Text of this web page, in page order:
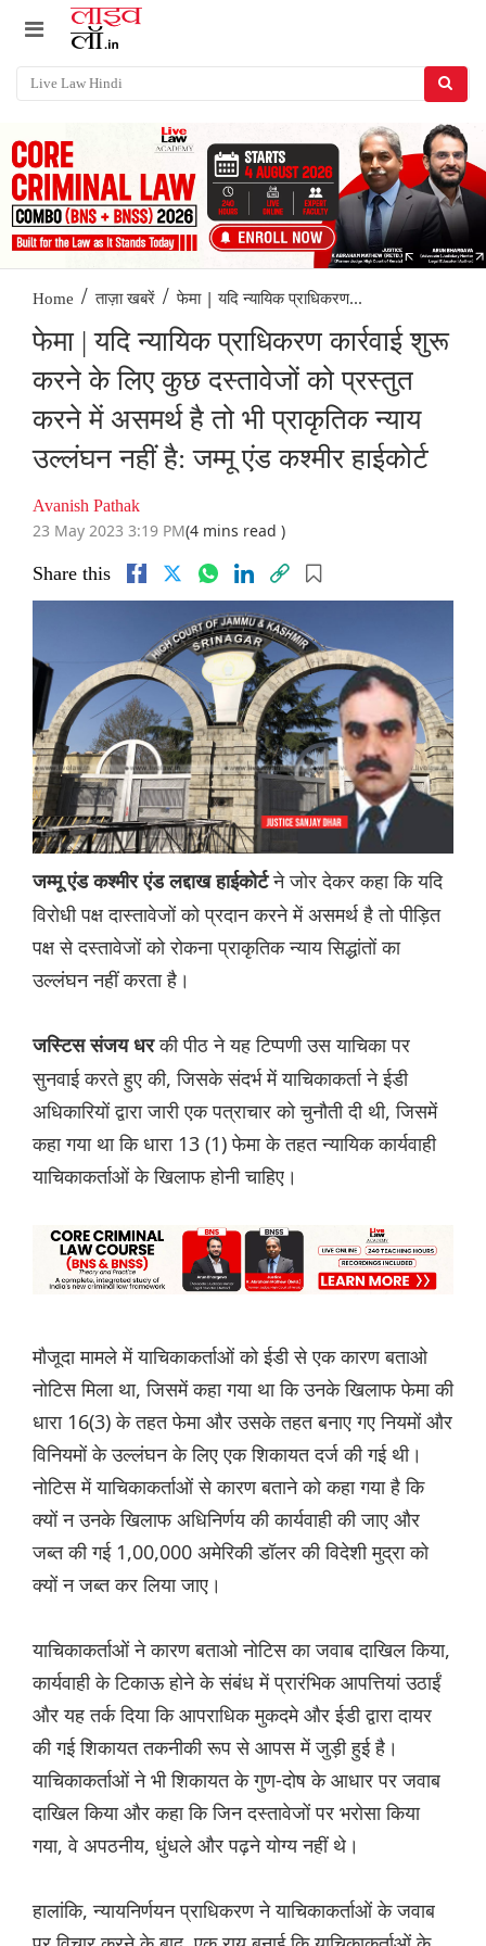
Home / ताज़ा खबरें / फेमा | यदि न्यायिक प्राधिकरण...
फेमा | यदि न्यायिक प्राधिकरण कार्रवाई शुरू
करने के लिए कुछ दस्तावेजों को प्रस्तुत
करने में असमर्थ है तो भी प्राकृतिक न्याय
उल्लंघन नहीं है: जम्मू एंड कश्मीर हाईकोर्ट
Avanish Pathak
23 May 2023 3:19 PM(4 mins read )
Share this
जम्मू एंड कश्मीर एंड लद्दाख हाईकोर्टने जोर देकर कहा कि यदि
विरोधी पक्ष दास्तावेजों को प्रदान करने में असमर्थ है तो पीड़ित
पक्ष से दस्तावेजों को रोकना प्राकृतिक न्याय सिद्धांतों का
उल्लंघन नहीं करता है।
जस्टिस संजय धरकी पीठ ने यह टिप्पणी उस याचिका पर
सुनवाई करते हुए की, जिसके संदर्भ में याचिकाकर्ता ने ईडी
अधिकारियों द्वारा जारी एक पत्राचार को चुनौती दी थी, जिसमें
कहा गया था कि धारा 13 (1) फेमा के तहत न्यायिक कार्यवाही
याचिकाकर्ताओं के खिलाफ होनी चाहिए।
मौजूदा मामले में याचिकाकर्ताओं को ईडी से एक कारण बताओ
नोटिस मिला था, जिसमें कहा गया था कि उनके खिलाफ फेमा की
धारा 16(3) के तहत फेमा और उसके तहत बनाए गए नियमों और
विनियमों के उल्लंघन के लिए एक शिकायत दर्ज की गई थी।
नोटिस में याचिकाकर्ताओं से कारण बताने को कहा गया है कि
क्यों न उनके खिलाफ अधिनिर्णय की कार्यवाही की जाए और
जब्त की गई 1,00,000 अमेरिकी डॉलर की विदेशी मुद्रा को
क्यों न जब्त कर लिया जाए।
याचिकाकर्ताओं ने कारण बताओ नोटिस का जवाब दाखिल किया,
कार्यवाही के टिकाऊ होने के संबंध में प्रारंभिक आपत्तियां उठाईं
और यह तर्क दिया कि आपराधिक मुकदमे और ईडी द्वारा दायर
की गई शिकायत तकनीकी रूप से आपस में जुड़ी हुई है।
याचिकाकर्ताओं ने भी शिकायत के गुण-दोष के आधार पर जवाब
दाखिल किया और कहा कि जिन दस्तावेजों पर भरोसा किया
गया, वे अपठनीय, धुंधले और पढ़ने योग्य नहीं थे।
हालांकि, न्यायनिर्णयन प्राधिकरण ने याचिकाकर्ताओं के जवाब